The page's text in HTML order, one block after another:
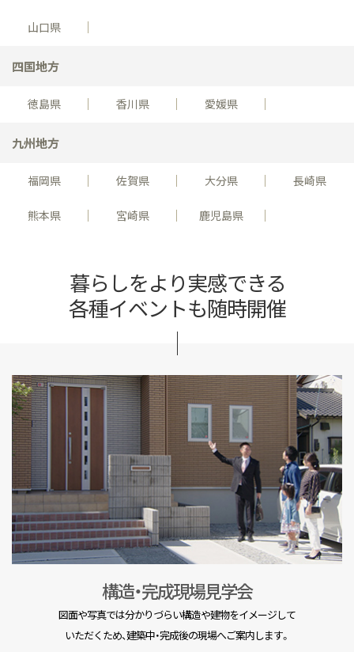
山口県
四国地方
徳島県 香川県 愛媛県
九州地方
福岡県 佐賀県 大分県 長崎県
熊本県 宮崎県 鹿児島県
暮らしをより実感できる
各種イベントも随時開催
構造・完成現場見学会
図面や写真では分かりづらい構造や建物をイメージして
いただくため、建築中・完成後の現場へご案内します。